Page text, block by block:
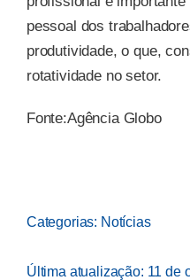
pessoal dos
produtividade, o que,
rotatividade no setor.
Fonte:Agência Globo
Categorias: Notícias
Última atualização: 11 de